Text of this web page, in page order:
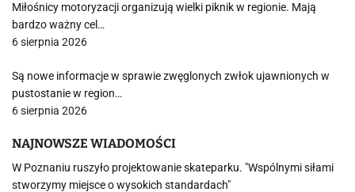
Miłośnicy motoryzacji organizują wielki piknik w regionie. Mają
bardzo ważny cel…
6 sierpnia 2026
Są nowe informacje w sprawie zwęglonych zwłok ujawnionych w
pustostanie w region…
6 sierpnia 2026
NAJNOWSZE WIADOMOŚCI
W Poznaniu ruszyło projektowanie skateparku. "Wspólnymi siłami
stworzymy miejsce o wysokich standardach"